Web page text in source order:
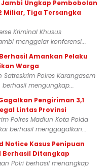
Ungkap Pembobolan
Miliar, Tiga Tersangka
Kriminal Khusus
menggelar konferensi...
Amankan Pelaku
Warga
Satreskrim Polres Karangasem
mengungkap...
Pengiriman 3,1
Lintas Provinsi
Polres Madiun Kota Polda
berhasil menggagalkan...
Notice Kasus Penipuan
Ditangkap
Polri berhasil menangkap